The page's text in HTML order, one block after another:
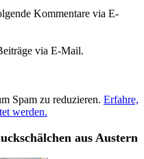
Kommentare via E-
via E-Mail.
Spam zu reduzieren. Erfahre,
werden.
aus Austern